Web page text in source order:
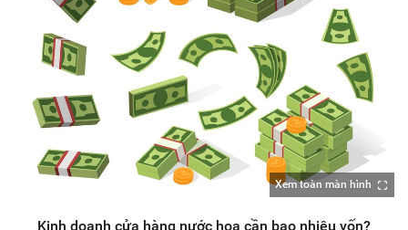
Xem toàn màn hình
Kinh doanh cửa hàng nước hoa cần bao nhiêu vốn?